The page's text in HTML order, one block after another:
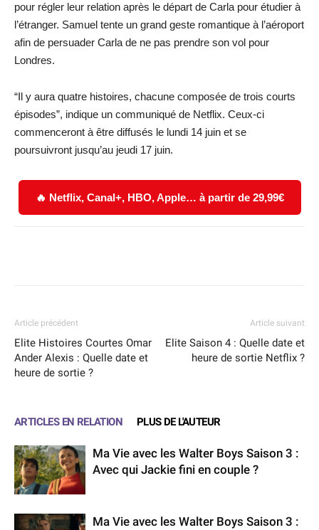
pour régler leur relation après le départ de Carla pour étudier à
l’étranger. Samuel tente un grand geste romantique à l’aéroport
afin de persuader Carla de ne pas prendre son vol pour
Londres.
“Il y aura quatre histoires, chacune composée de trois courts
épisodes”, indique un communiqué de Netflix. Ceux-ci
commenceront à être diffusés le lundi 14 juin et se
poursuivront jusqu’au jeudi 17 juin.
🔥 Netflix, Canal+, HBO, Apple… à partir de 29,99€
Article précédent
Elite Histoires Courtes Omar
Ander Alexis : Quelle date et
heure de sortie ?
Article suivant
Elite Saison 4 : Quelle date et
heure de sortie Netflix ?
ARTICLES EN RELATION PLUS DE L'AUTEUR
Ma Vie avec les Walter Boys Saison 3 :
Avec qui Jackie fini en couple ?
Ma Vie avec les Walter Boys Saison 3 :